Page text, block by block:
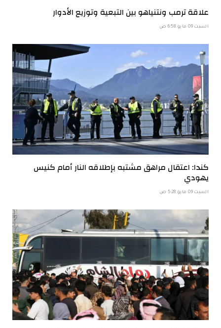
علاقة ترمب ونتنياهو بين التبعية وتوزيع الأدوار
السبت 09 مايو 6:58 ص
كندا: اعتقال مراهق مشتبه بإطلاقه النار أمام كنيس
يهودي
السبت 09 مايو 5:28 ص